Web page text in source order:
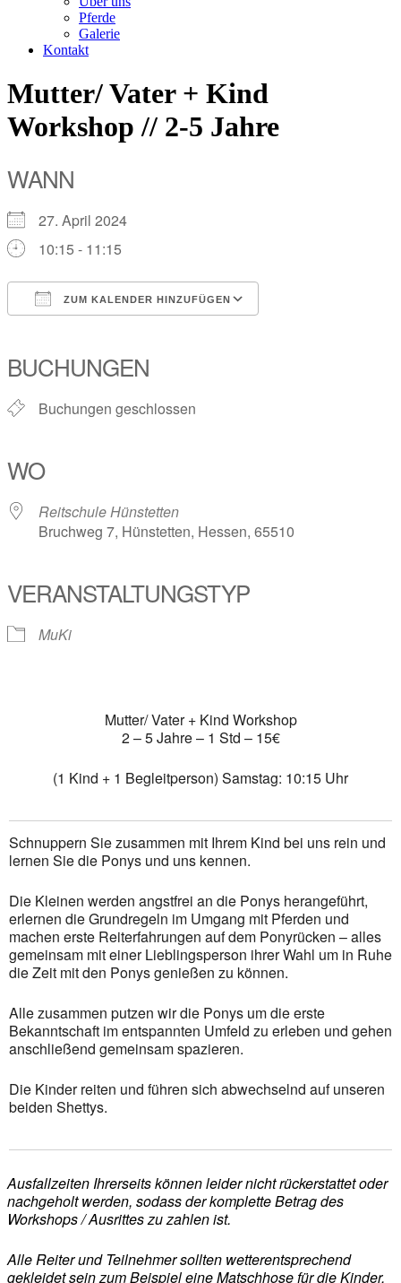
Pferde
Galerie
Kontakt
Mutter/ Vater + Kind
Workshop // 2-5 Jahre
WANN
27. April 2024
10:15 - 11:15
ZUM KALENDER HINZUFÜGEN
BUCHUNGEN
Buchungen geschlossen
WO
Reitschule Hünstetten
Bruchweg 7, Hünstetten, Hessen, 65510
VERANSTALTUNGSTYP
MuKi
Mutter/ Vater + Kind Workshop
2 – 5 Jahre – 1 Std – 15€
(1 Kind + 1 Begleitperson) Samstag: 10:15 Uhr
Schnuppern Sie zusammen mit Ihrem Kind bei uns rein und
lernen Sie die Ponys und uns kennen.
Die Kleinen werden angstfrei an die Ponys herangeführt,
erlernen die Grundregeln im Umgang mit Pferden und
machen erste Reiterfahrungen auf dem Ponyrücken – alles
gemeinsam mit einer Lieblingsperson ihrer Wahl um in Ruhe
die Zeit mit den Ponys genießen zu können.
Alle zusammen putzen wir die Ponys um die erste
Bekanntschaft im entspannten Umfeld zu erleben und gehen
anschließend gemeinsam spazieren.
Die Kinder reiten und führen sich abwechselnd auf unseren
beiden Shettys.
Ausfallzeiten Ihrerseits können leider nicht rückerstattet oder
nachgeholt werden, sodass der komplette Betrag des
Workshops / Ausrittes zu zahlen ist.
Alle Reiter und Teilnehmer sollten wetterentsprechend
gekleidet sein zum Beispiel eine Matschhose für die Kinder.